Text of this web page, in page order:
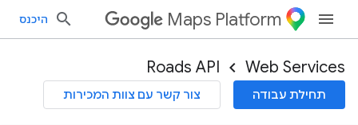
Maps Platform היכנס
Web Services
Roads API
תחילת עבודה צור קשר עם צוות המכירות